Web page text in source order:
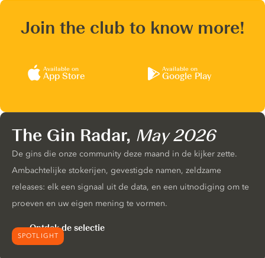
Join the club to know more!
Available on
App Store
Available on
Google Play
SPOTLIGHT
The Gin Radar, May 2026
De gins die onze community deze maand in de kijker zette.
Ambachtelijke stokerijen, gevestigde namen, zeldzame
releases: elk een signaal uit de data, en een uitnodiging om te
proeven en uw eigen mening te vormen.
Ontdek de selectie